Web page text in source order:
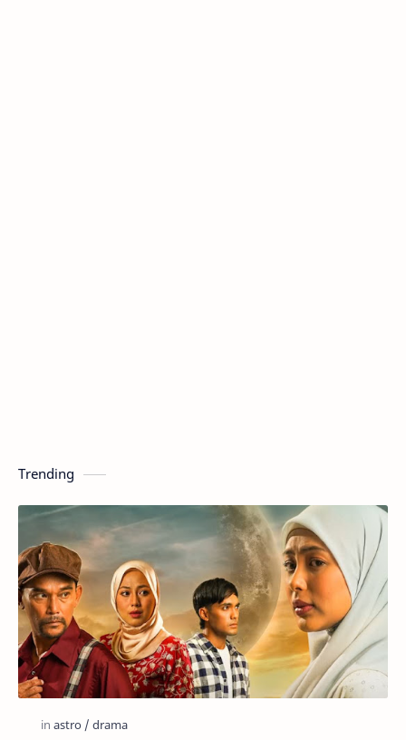
Trending